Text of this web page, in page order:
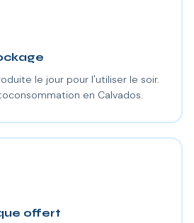
le jour pour l'utiliser le soir.
en Calvados.
offert